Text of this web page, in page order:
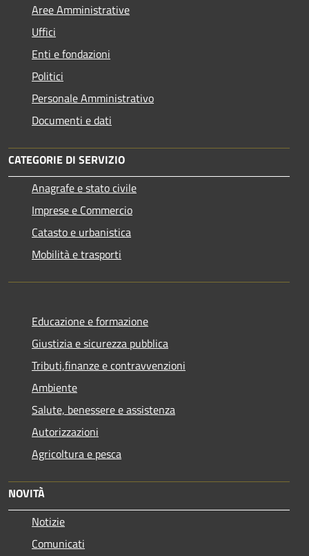
Aree Amministrative
Uffici
Enti e fondazioni
Politici
Personale Amministrativo
Documenti e dati
CATEGORIE DI SERVIZIO
Anagrafe e stato civile
Imprese e Commercio
Catasto e urbanistica
Mobilità e trasporti
Educazione e formazione
Giustizia e sicurezza pubblica
Tributi,finanze e contravvenzioni
Ambiente
Salute, benessere e assistenza
Autorizzazioni
Agricoltura e pesca
NOVITÀ
Notizie
Comunicati